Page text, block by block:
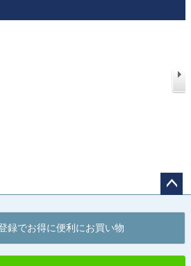
へ
録でお得に便利にお買い物